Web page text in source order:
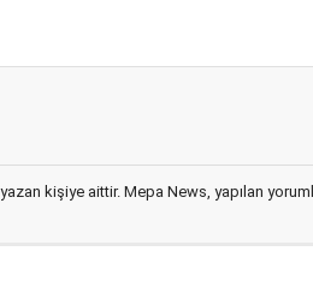
kişiye aittir. Mepa News, yapılan